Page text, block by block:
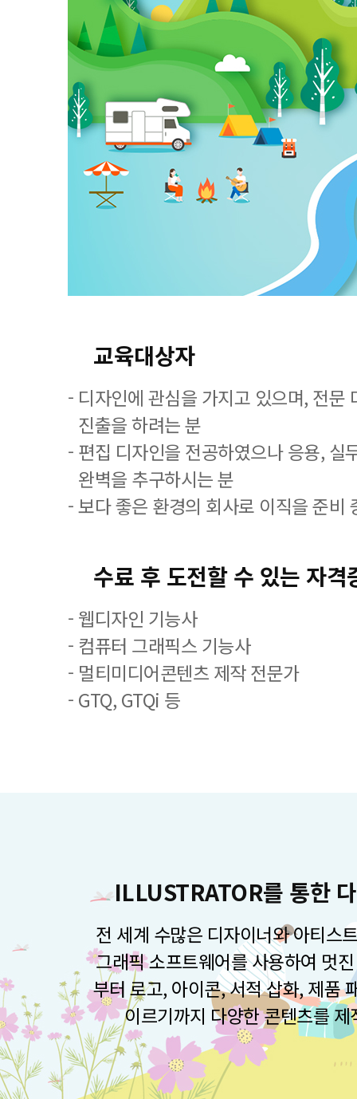
교육대상자
- 디자인에 관심을 가지고 있으며, 전문
진출을 하려는 분
- 편집 디자인을 전공하였으나 응용, 실
완벽을 추구하시는 분
- 보다 좋은 환경의 회사로 이직을 준비
수료 후 도전할 수 있는 자격
- 웹디자인 기능사
- 컴퓨터 그래픽스 기능사
- 멀티미디어콘텐츠 제작 전문가
- GTQ, GTQi 등
ILLUSTRATOR를 통한
전 세계 수많은 디자이너와 아티스
그래픽 소프트웨어를 사용하여 멋
부터 로고, 아이콘, 서적 삽화, 제품
이르기까지 다양한 콘텐츠를